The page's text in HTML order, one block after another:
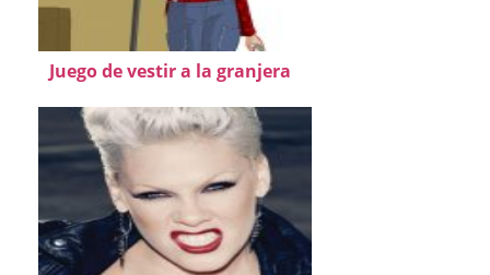
Juego de vestir a la granjera